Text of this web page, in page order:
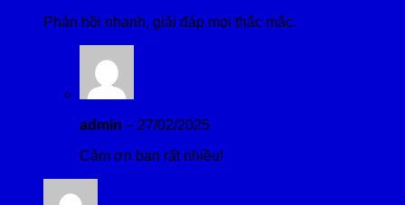
Phản hồi nhanh, giải đáp mọi thắc mắc.
admin – 27/02/2025
Cảm ơn bạn rất nhiều!